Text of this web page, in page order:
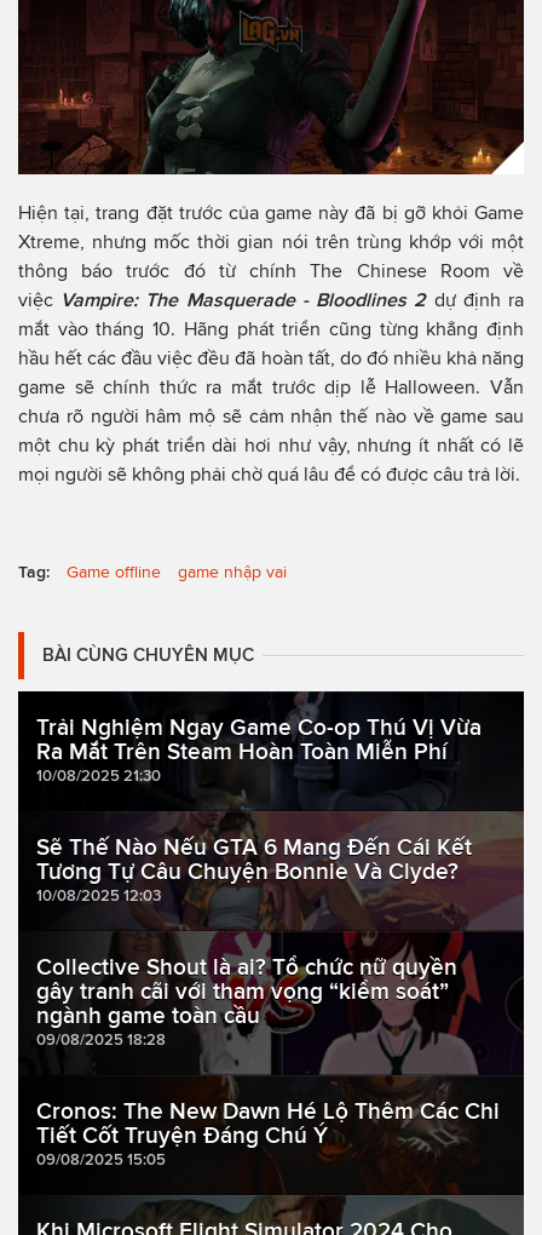
Hiện tại, trang đặt trước của game này đã bị gỡ khỏi Game
Xtreme, nhưng mốc thời gian nói trên trùng khớp với một
thông báo trước đó từ chính The Chinese Room về
việc Vampire: The Masquerade - Bloodlines 2 dự định ra
mắt vào tháng 10. Hãng phát triển cũng từng khẳng định
hầu hết các đầu việc đều đã hoàn tất, do đó nhiều khả năng
game sẽ chính thức ra mắt trước dịp lễ Halloween. Vẫn
chưa rõ người hâm mộ sẽ cảm nhận thế nào về game sau
một chu kỳ phát triển dài hơi như vậy, nhưng ít nhất có lẽ
mọi người sẽ không phải chờ quá lâu để có được câu trả lời.
Tag: Game offline game nhập vai
BÀI CÙNG CHUYÊN MỤC
Trải Nghiệm Ngay Game Co-op Thú Vị Vừa
Ra Mắt Trên Steam Hoàn Toàn Miễn Phí
10/08/2025 21:30
Sẽ Thế Nào Nếu GTA 6 Mang Đến Cái Kết
Tương Tự Câu Chuyện Bonnie Và Clyde?
10/08/2025 12:03
Collective Shout là ai? Tổ chức nữ quyền
gây tranh cãi với tham vọng “kiểm soát”
ngành game toàn cầu
09/08/2025 18:28
Cronos: The New Dawn Hé Lộ Thêm Các Chi
Tiết Cốt Truyện Đáng Chú Ý
09/08/2025 15:05